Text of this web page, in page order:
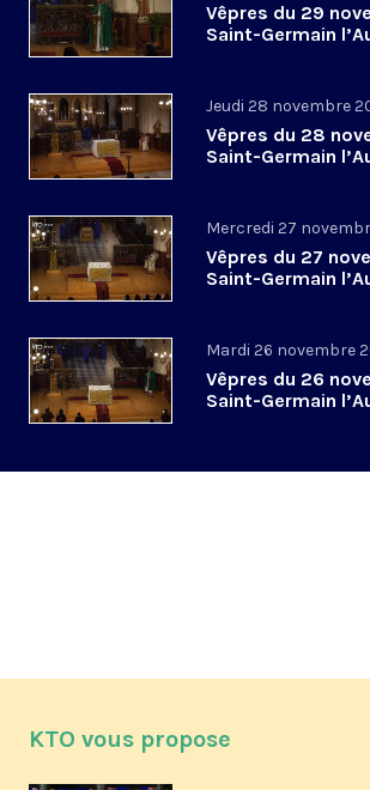
Vêpres du 29
Saint-Germain
Jeudi 28 novembre
Vêpres du 28
Saint-Germain
Mercredi 27
Vêpres du 27
Saint-Germain
Mardi 26 novembre
Vêpres du 26
Saint-Germain
KTO vous propose